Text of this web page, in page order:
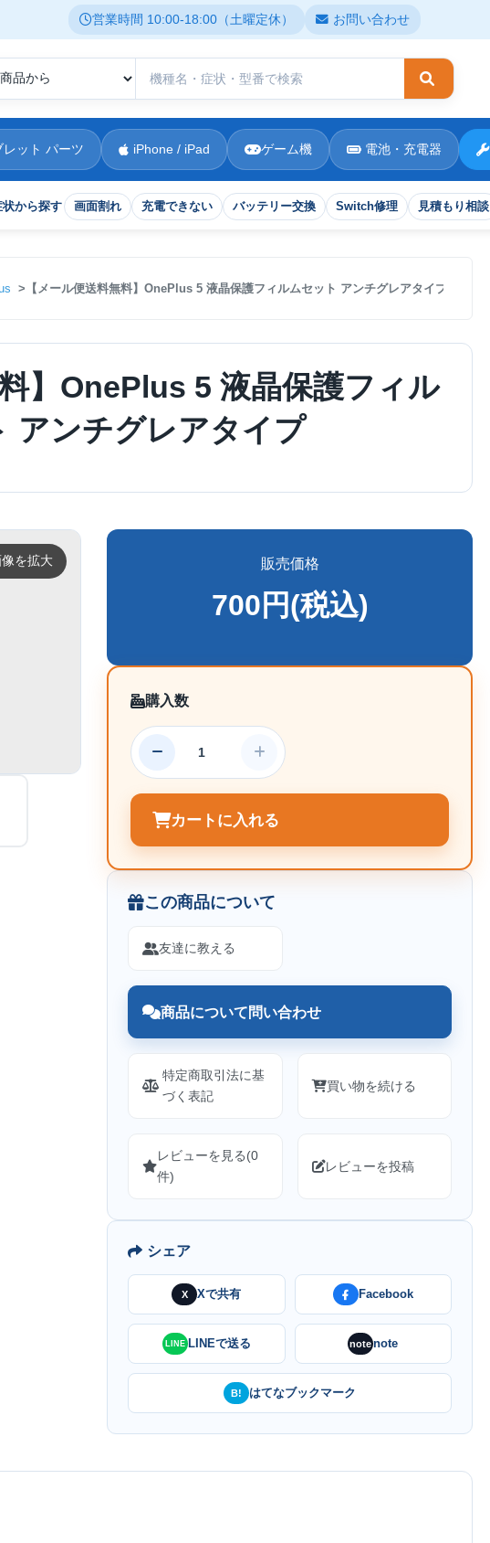
営業時間 10:00-18:00（土曜定休） お問い合わせ
検索
状から探す 画面割れ 充電できない バッテリー交換 Switch修理 見積もり相談
レット パーツ iPhone / iPad ゲーム機 電池・充電器
【メール便送料無料】OnePlus 5 液晶保護フィルムセット アンチグレアタイプ
】OnePlus 5 液晶保護フィル
アンチグレアタイプ
像を拡大 販売価格
700円(税込)
購入数
カートに入れる
この商品について
友達に教える
商品について問い合わせ
特定商取引法に基
づく表記
買い物を続ける
レビューを見る(0
件)
レビューを投稿
シェア
X Xで共有 Facebook
LINE LINEで送る notenote
B! はてなブックマーク